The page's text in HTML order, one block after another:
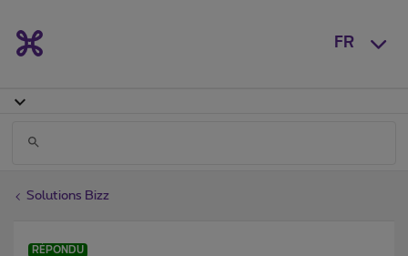
FR
Solutions Bizz
RÉPONDU